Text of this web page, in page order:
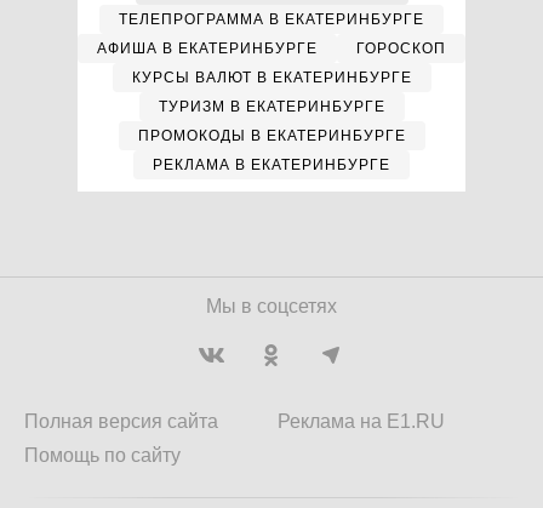
ТЕЛЕПРОГРАММА В ЕКАТЕРИНБУРГЕ
АФИША В ЕКАТЕРИНБУРГЕ
ГОРОСКОП
КУРСЫ ВАЛЮТ В ЕКАТЕРИНБУРГЕ
ТУРИЗМ В ЕКАТЕРИНБУРГЕ
ПРОМОКОДЫ В ЕКАТЕРИНБУРГЕ
РЕКЛАМА В ЕКАТЕРИНБУРГЕ
Мы в соцсетях
Полная версия сайта
Помощь по сайту
Реклама на E1.RU